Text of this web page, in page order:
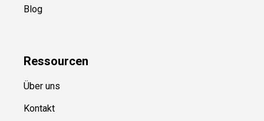
Blog
Ressourcen
Über uns
Kontakt